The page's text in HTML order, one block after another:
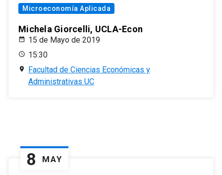
Microeconomía Aplicada
Michela Giorcelli, UCLA-Econ
15 de Mayo de 2019
15:30
Facultad de Ciencias Económicas y
Administrativas UC
8 MAY